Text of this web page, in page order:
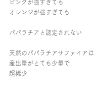
ピンクが強すぎても
オレンジが強すぎても
パパラチアと認定されない
天然のパパラチアサファイアは
産出量がとても少量で
超稀少